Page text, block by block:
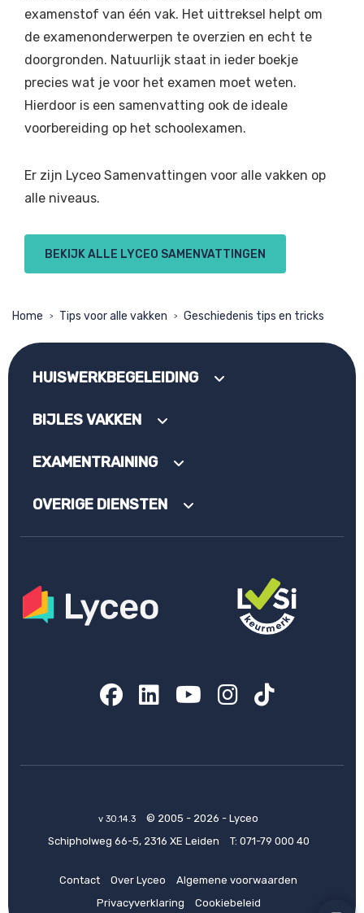
examenstof van één vak. Het uittreksel helpt om
de examenonderwerpen te overzien en echt te
doorgronden. Natuurlijk staat in ieder boekje
precies wat je voor het examen moet weten.
Hierdoor is een samenvatting ook de ideale
voorbereiding op het schoolexamen.
Er zijn Lyceo Samenvattingen voor alle vakken op
alle niveaus.
BEKIJK ALLE LYCEO SAMENVATTINGEN
Home > Tips voor alle vakken > Geschiedenis tips en tricks
HUISWERKBEGELEIDING
BIJLES VAKKEN
EXAMENTRAINING
OVERIGE DIENSTEN
Facebook
LinkedIn
YouTube
Instagram
TikTok
v 30.14.3
© 2005 - 2026 - Lyceo
Schipholweg 66-5, 2316 XE Leiden
T: 071-79 000 40
Contact Over Lyceo
Algemene voorwaarden
Privacyverklaring
Cookiebeleid